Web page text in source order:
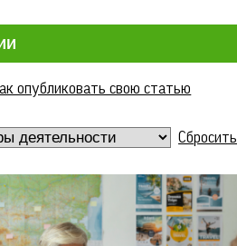
опубликовать свою статью
Сбросить